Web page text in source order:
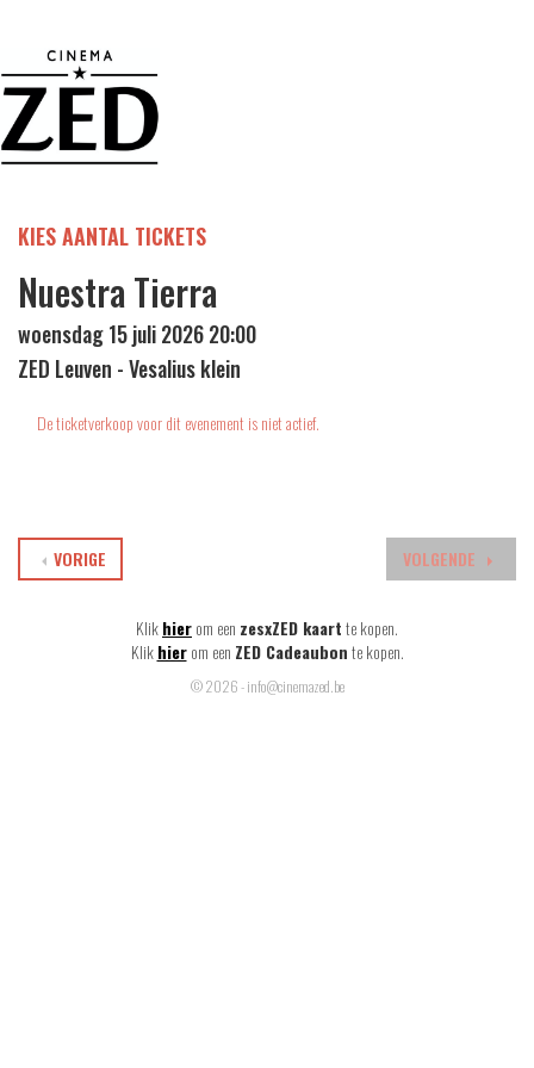
KIES AANTAL TICKETS
Nuestra Tierra
woensdag 15 juli 2026 20:00
ZED Leuven - Vesalius klein
De ticketverkoop voor dit evenement is niet actief.
VOLGENDE
VORIGE
Klikhierom een zesxZED kaartte kopen.
Klik hier om een ZED Cadeaubonte kopen.
© 2026 - info@cinemazed.be